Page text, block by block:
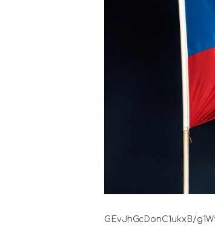
GEvJhGcDonC1ukxB/